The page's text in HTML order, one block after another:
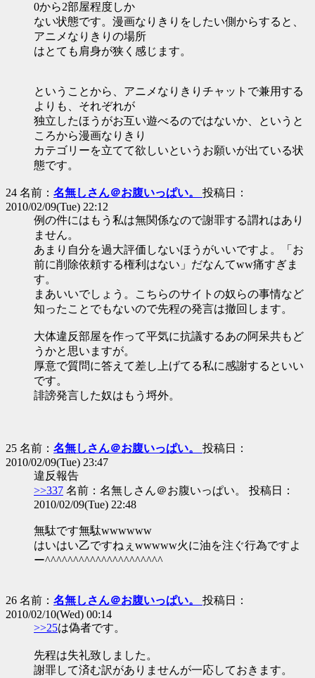
0から2部屋程度しか
ない状態です。漫画なりきりをしたい側からすると、
アニメなりきりの場所
はとても肩身が狭く感じます。
ということから、アニメなりきりチャットで兼用する
よりも、それぞれが
独立したほうがお互い遊べるのではないか、というと
ころから漫画なりきり
カテゴリーを立てて欲しいというお願いが出ている状
態です。
24 名前： 名無しさん＠お腹いっぱい。 投稿日：
2010/02/09(Tue) 22:12
例の件にはもう私は無関係なので謝罪する謂れはあり
ません。
あまり自分を過大評価しないほうがいいですよ。「お
前に削除依頼する権利はない」だなんてww痛すぎま
す。
まあいいでしょう。こちらのサイトの奴らの事情など
知ったことでもないので先程の発言は撤回します。
大体違反部屋を作って平気に抗議するあの阿呆共もど
うかと思いますが。
厚意で質問に答えて差し上げてる私に感謝するといい
です。
誹謗発言した奴はもう埒外。
25 名前： 名無しさん＠お腹いっぱい。 投稿日：
2010/02/09(Tue) 23:47
違反報告
>>337 名前：名無しさん＠お腹いっぱい。 投稿日：
2010/02/09(Tue) 22:48
無駄です無駄wwwwww
はいはい乙ですねぇwwwww火に油を注ぐ行為ですよ
ー^^^^^^^^^^^^^^^^^^^^^
26 名前： 名無しさん＠お腹いっぱい。 投稿日：
2010/02/10(Wed) 00:14
>>25は偽者です。
先程は失礼致しました。
謝罪して済む訳がありませんが一応しておきます。